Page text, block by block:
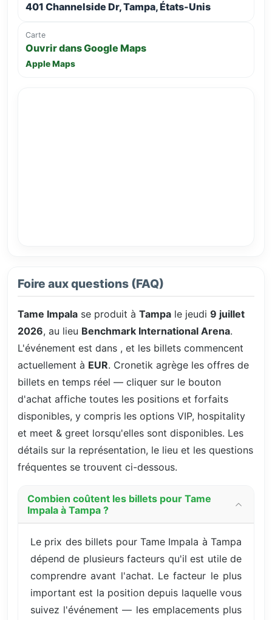
401 Channelside Dr, Tampa, États-Unis
Carte
Ouvrir dans Google Maps
Apple Maps
Foire aux questions (FAQ)
Tame Impala se produit à Tampa le jeudi 9 juillet
2026, au lieu Benchmark International Arena.
L'événement est dans , et les billets commencent
actuellement à EUR. Cronetik agrège les offres de
billets en temps réel — cliquer sur le bouton
d'achat affiche toutes les positions et forfaits
disponibles, y compris les options VIP, hospitality
et meet & greet lorsqu'elles sont disponibles. Les
détails sur la représentation, le lieu et les questions
fréquentes se trouvent ci-dessous.
Combien coûtent les billets pour Tame
Impala à Tampa ?
Le prix des billets pour Tame Impala à Tampa
dépend de plusieurs facteurs qu'il est utile de
comprendre avant l'achat. Le facteur le plus
important est la position depuis laquelle vous
suivez l'événement — les emplacements plus